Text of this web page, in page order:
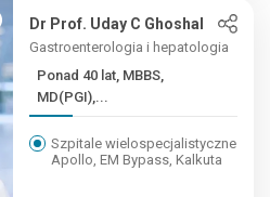
Dr Prof. Uday C Ghoshal
Gastroenterologia i hepatologia
Ponad 40 lat, MBBS,
MD(PGI),...
Szpitale wielospecjalistyczne
Apollo, EM Bypass, Kalkuta